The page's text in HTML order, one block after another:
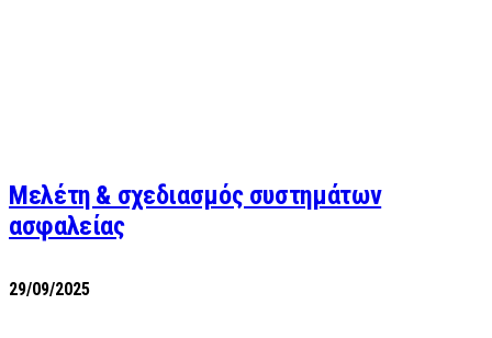
Μελέτη & σχεδιασμός συστημάτων
ασφαλείας
29/09/2025